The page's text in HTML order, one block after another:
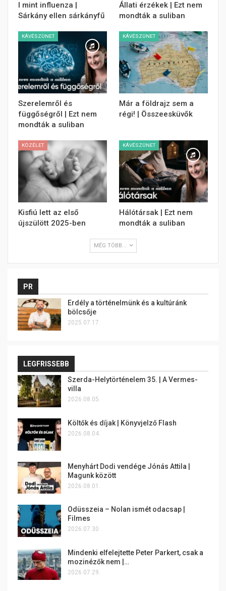
I mint influenza |
Sárkány ellen sárkányfű
Állati érzékek | Ezt nem
mondták a suliban
KÁVÉSZÜNET
Szerelemről és
függőségről | Ezt nem
mondták a suliban
KÁVÉSZÜNET
Már a földrajz sem a
régi! | Összeesküvők
KÖZÉLET
Kisfiú lett az első
újszülött 2025-ben
KÁVÉSZÜNET
Hálótársak | Ezt nem
mondták a suliban
MÉG TÖBB...
PR
Erdély a történelmünk és a kultúránk
bölcsője
2025.07.17.
LEGFRISSEBB
Szerda-Helytörténelem 35. | A Vermes-
villa
2026.08.05.
Költők és díjak | Könyvjelző Flash
2026.08.04.
Menyhárt Dodi vendége Jónás Attila |
Magunk között
2026.08.01.
Odüsszeia – Nolan ismét odacsap |
Filmes
2026.07.30.
Mindenki elfelejtette Peter Parkert, csak a
mozinézők nem |…
2026.07.29.